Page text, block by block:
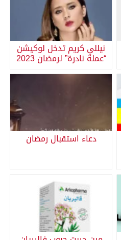
نيللي كريم تدخل لوكيشن
“عملة نادرة” لرمضان 2023
دعاء استقبال رمضان